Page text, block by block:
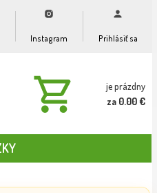
Instagram Prihlásiť sa
je prázdny
za 0.00 €